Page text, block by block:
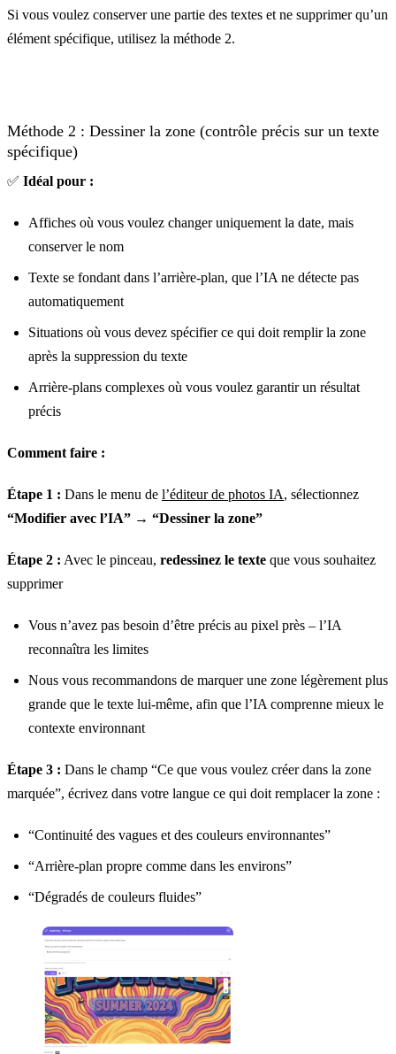
Si vous voulez conserver une partie des textes et ne supprimer qu’un
élément spécifique, utilisez la méthode 2.
Méthode 2 : Dessiner la zone (contrôle précis sur un texte
spécifique)
✅ Idéal pour :
Affiches où vous voulez changer uniquement la date, mais
conserver le nom
Texte se fondant dans l’arrière-plan, que l’IA ne détecte pas
automatiquement
Situations où vous devez spécifier ce qui doit remplir la zone
après la suppression du texte
Arrière-plans complexes où vous voulez garantir un résultat
précis
Comment faire :
Étape 1 : Dans le menu de l’éditeur de photos IA, sélectionnez
“Modifier avec l’IA” → “Dessiner la zone”
Étape 2 : Avec le pinceau, redessinez le texte que vous souhaitez
supprimer
Vous n’avez pas besoin d’être précis au pixel près – l’IA
reconnaîtra les limites
Nous vous recommandons de marquer une zone légèrement plus
grande que le texte lui-même, afin que l’IA comprenne mieux le
contexte environnant
Étape 3 : Dans le champ “Ce que vous voulez créer dans la zone
marquée”, écrivez dans votre langue ce qui doit remplacer la zone :
“Continuité des vagues et des couleurs environnantes”
“Arrière-plan propre comme dans les environs”
“Dégradés de couleurs fluides”